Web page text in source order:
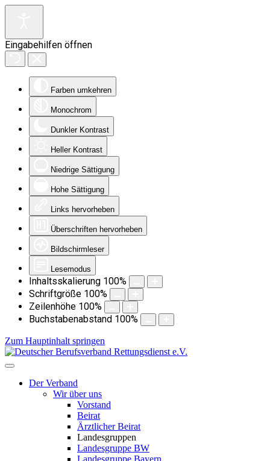
Eingabehilfen öffnen
Farben umkehren
Monochrom
Dunkler Kontrast
Heller Kontrast
Niedrige Sättigung
Hohe Sättigung
Links hervorheben
Überschriften hervorheben
Bildschirmleser
Lesemodus
Inhaltsskalierung 100%
Schriftgröße 100%
Zeilenhöhe 100%
Buchstabenabstand 100%
Zum Hauptinhalt springen
Der Verband
Wir über uns
Vorstand
Beirat
Ärztlicher Beirat
Landesgruppen
Landesgruppe BW
Landesgruppe Bayern